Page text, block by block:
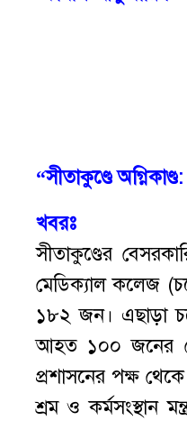
“সীতাকুণ্ডে
খবরঃ
সীতাকুণ্ডের
মেডিক্যাল কলেজ
১৮২ জন। এছাড়া
আহত ১০০ জনের
প্রশাসনের পক্ষ
শ্রম ও কর্মসংস্থান